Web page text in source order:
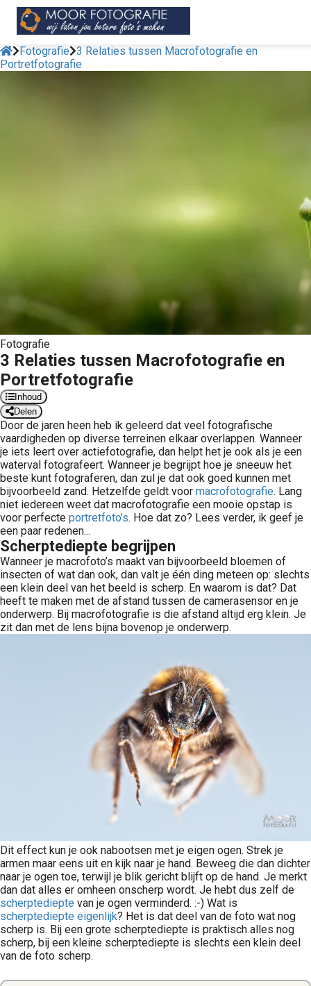
Fotografie 3 Relaties tussen Macrofotografie en
Portretfotografie
Fotografie
3 Relaties tussen Macrofotografie en
Portretfotografie
Inhoud
Delen
Door de jaren heen heb ik geleerd dat veel fotografische
vaardigheden op diverse terreinen elkaar overlappen. Wanneer
je iets leert over actiefotografie, dan helpt het je ook als je een
waterval fotografeert. Wanneer je begrijpt hoe je sneeuw het
beste kunt fotograferen, dan zul je dat ook goed kunnen met
bijvoorbeeld zand. Hetzelfde geldt voor macrofotografie. Lang
niet iedereen weet dat macrofotografie een mooie opstap is
voor perfecte portretfoto’s. Hoe dat zo? Lees verder, ik geef je
een paar redenen...
Scherptediepte begrijpen
Wanneer je macrofoto’s maakt van bijvoorbeeld bloemen of
insecten of wat dan ook, dan valt je één ding meteen op: slechts
een klein deel van het beeld is scherp. En waarom is dat? Dat
heeft te maken met de afstand tussen de camerasensor en je
onderwerp. Bij macrofotografie is die afstand altijd erg klein. Je
zit dan met de lens bijna bovenop je onderwerp.
Dit effect kun je ook nabootsen met je eigen ogen. Strek je
armen maar eens uit en kijk naar je hand. Beweeg die dan dichter
naar je ogen toe, terwijl je blik gericht blijft op de hand. Je merkt
dan dat alles er omheen onscherp wordt. Je hebt dus zelf de
scherptediepte van je ogen verminderd. :-) Wat is
scherptediepte eigenlijk? Het is dat deel van de foto wat nog
scherp is. Bij een grote scherptediepte is praktisch alles nog
scherp, bij een kleine scherptediepte is slechts een klein deel
van de foto scherp.